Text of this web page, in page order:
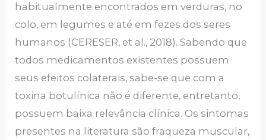
habitualmente encontrados em verduras, no
colo, em legumes e até em fezes dos seres
humanos (CERESER, et al., 2018). Sabendo que
todos medicamentos existentes possuem
seus efeitos colaterais, sabe-se que com a
toxina botulínica não é diferente, entretanto,
possuem baixa relevância clínica. Os sintomas
presentes na literatura são fraqueza muscular,